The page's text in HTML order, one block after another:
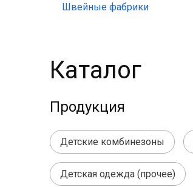
Швейные фабрики
Каталог
Продукция
Детские комбинезоны
Детская одежда (прочее)